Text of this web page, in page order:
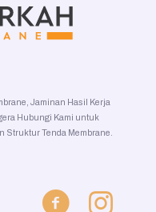
Jaminan Hasil Kerja
Hubungi Kami untuk
Struktur Tenda Membrane.